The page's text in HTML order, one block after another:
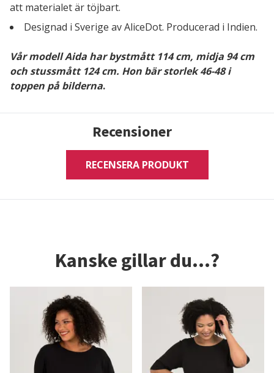
att materialet är töjbart.
Designad i Sverige av AliceDot. Producerad i Indien.
Vår modell Aida har bystmått 114 cm, midja 94 cm
och stussmått 124 cm. Hon bär storlek 46-48 i
toppen på bilderna.
Recensioner
RECENSERA PRODUKT
Kanske gillar du...?